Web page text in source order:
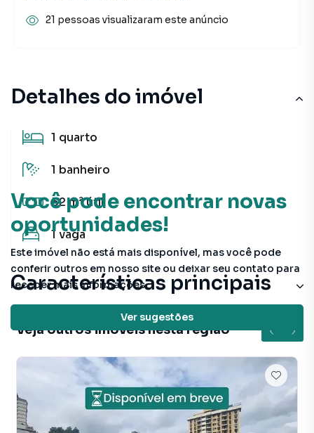
Você pode encontrar novas
oportunidades!
Este imóvel não está mais disponível, mas você pode
conferir outros em nosso site ou deixar seu contato para
receber mais informações.
Ver sugestões
Detalhes do imóvel
1 quarto
1 banheiro
52 m²útil
1vaga
Características principais
Veja outros imóveis nesta região
21 pessoas visualizaram este anúncio